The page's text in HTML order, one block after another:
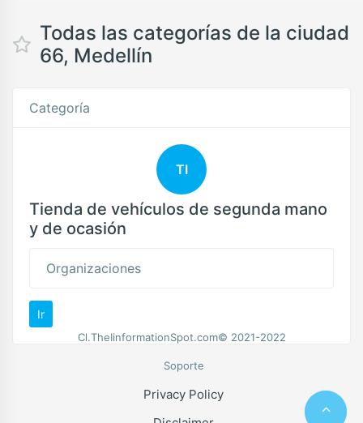
Todas las categorías de la ciudad
66, Medellín
Categoría
TI
Tienda de vehículos de segunda mano
y de ocasión
Organizaciones
Ir
Cl.TheIinformationSpot.com© 2021-2022
Soporte
Privacy Policy